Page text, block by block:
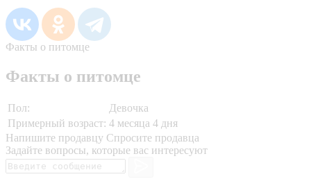
Факты о питомце
Факты о питомце
Пол:
Девочка
Примерный возраст: 4 месяца 4 дня
Напишите продавцу Спросите продавца
Задайте вопросы, которые вас интересуют